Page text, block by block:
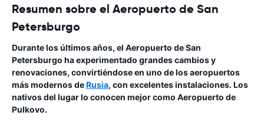
Resumen sobre el Aeropuerto de San
Petersburgo
Durante los últimos años, el Aeropuerto de San
Petersburgo ha experimentado grandes cambios y
renovaciones, convirtiéndose en uno de los aeropuertos
más modernos deRusia, con excelentes instalaciones. Los
nativos del lugar lo conocen mejor como Aeropuerto de
Pulkovo.